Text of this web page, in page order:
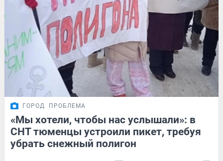
ГОРОД ПРОБЛЕМА
«Мы хотели, чтобы нас услышали»: в
СНТ тюменцы устроили пикет, требуя
убрать снежный полигон